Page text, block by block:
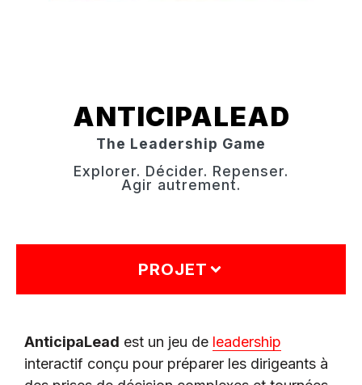
ANTICIPALEAD
The Leadership Game
Explorer. Décider. Repenser.
Agir autrement.
PROJET
AnticipaLead est un jeu de leadership
interactif conçu pour préparer les dirigeants à